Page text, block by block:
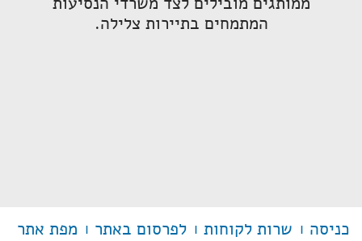
המתמחים בתיירות צלילה.
כניסה שרות לקוחות לפרסום באתר מפת אתר